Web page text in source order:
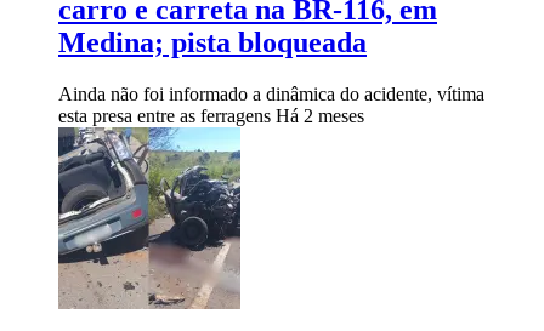
carro e carreta na BR-116, em
Medina; pista bloqueada
Ainda não foi informado a dinâmica do acidente, vítima
esta presa entre as ferragens Há 2 meses